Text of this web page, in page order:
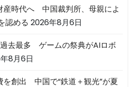
産時代へ 中国裁判所、母親によ
認める 2026年8月6日
去最多 ゲームの祭典がAIロボ
8月6日
を創出 中国で“鉄道＋観光”が夏